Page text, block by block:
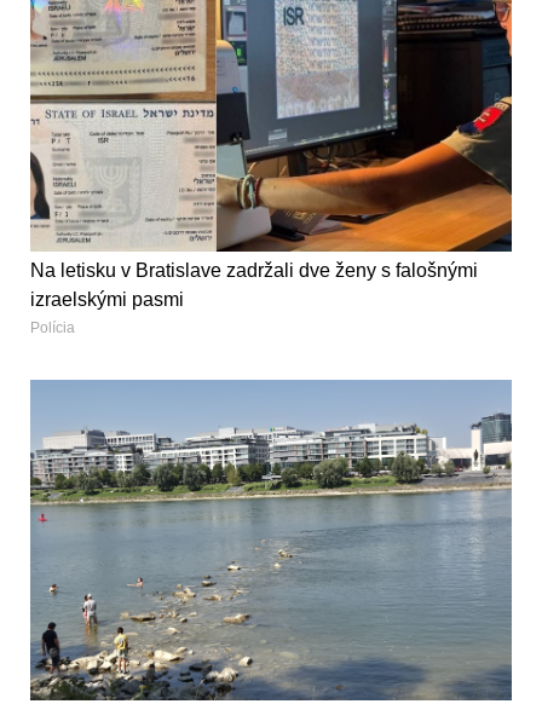
Na letisku v Bratislave zadržali dve ženy s falošnými
izraelskými pasmi
Polícia